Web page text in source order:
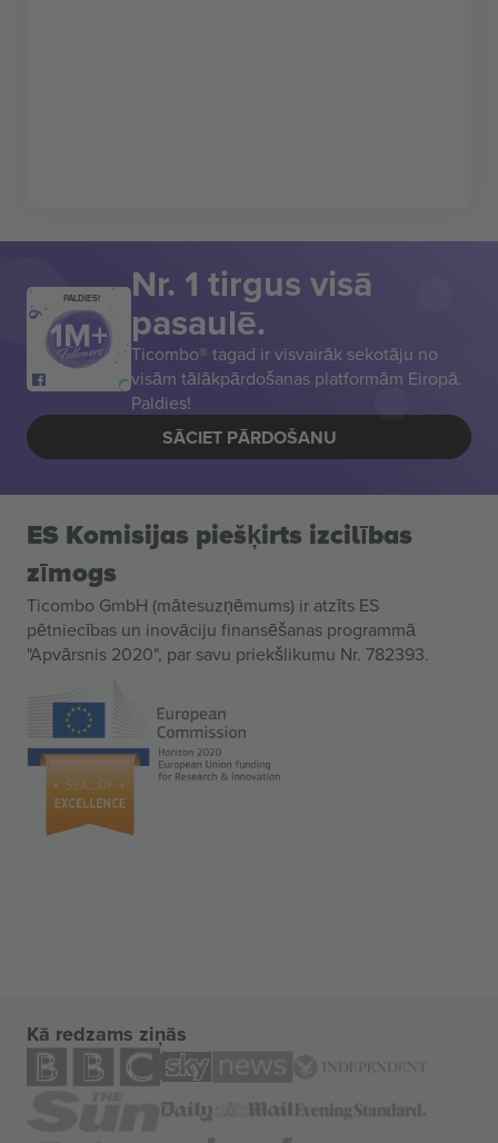
PALDIES! Nr. 1 tirgus visā
pasaulē.
Ticombo® tagad ir visvairāk sekotāju no
visām tālākpārdošanas platformām Eiropā.
Paldies!
SĀCIET PĀRDOŠANU
ES Komisijas piešķirts izcilības
zīmogs
Ticombo GmbH (mātesuzņēmums) ir atzīts ES
pētniecības un inovāciju finansēšanas programmā
"Apvārsnis 2020", par savu priekšlikumu Nr. 782393.
Kā redzams ziņās